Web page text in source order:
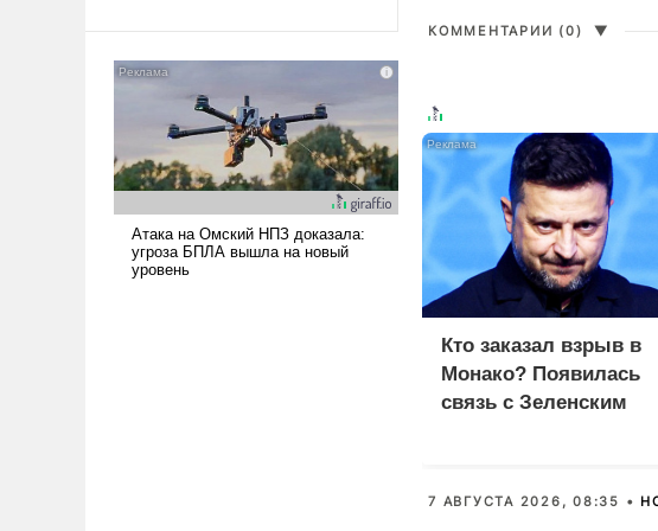
Сложившаяся ситуация
означает многолетний период
уязвимости США, например,
перед Китаем.
КОММЕНТАРИИ (0) ▼
Кто заказал взрыв в
Монако? Появилась
связь с Зеленским
7 АВГУСТА 2026, 08:35 •